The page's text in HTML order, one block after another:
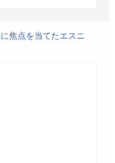
焦点を当てたエスニ